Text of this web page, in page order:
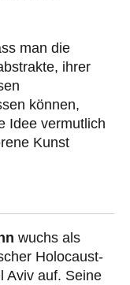
man die
ihrer
können,
Idee vermutlich
Kunst
wuchs als
Holocaust-
Aviv auf. Seine